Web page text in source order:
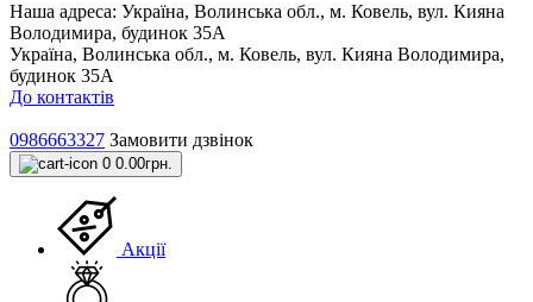
Наша адреса: Україна, Волинська обл., м. Ковель, вул. Кияна
Володимира, будинок 35А
Україна, Волинська обл., м. Ковель, вул. Кияна Володимира,
будинок 35А
До контактів
0986663327 Замовити дзвінок
0 0.00грн.
Акції